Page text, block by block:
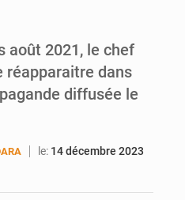
Emploi des jeunes au Mali : des compétences encore difficiles à valoriser
août 2021, le chef
réapparaitre dans
diffusée le
le: 14 décembre 2023